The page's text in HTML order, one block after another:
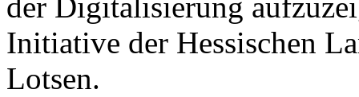
der Digitalisierung
Initiative der Hessischen
Lotsen.